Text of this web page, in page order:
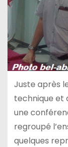
Juste après
technique et
une
regroupé
quelques